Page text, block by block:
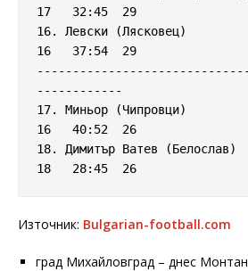
17   32:45  29
16. Левски (Лясковец)
16   37:54  29
------------
17. Миньор (Чипровци)
16   40:52  26
18. Димитър Ватев
18   28:45  26
Източник: Bulgarian-football.com
град Михайловград – днес